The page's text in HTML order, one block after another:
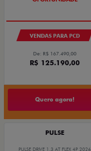
VENDAS PARA PCD
De: R$ 167.490,00
R$ 125.190,00
Quero agora!
PULSE
PULSE DRIVE 1.3 AT FLEX 4P 2026